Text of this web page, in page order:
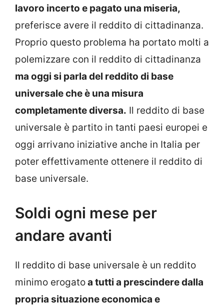
lavoro incerto e pagato una miseria,
preferisce avere il reddito di cittadinanza.
Proprio questo problema ha portato molti a
polemizzare con il reddito di cittadinanza
ma oggi si parla del reddito di base
universale che è una misura
completamente diversa. Il reddito di base
universale è partito in tanti paesi europei e
oggi arrivano iniziative anche in Italia per
poter effettivamente ottenere il reddito di
base universale.
Soldi ogni mese per
andare avanti
Il reddito di base universale è un reddito
minimo erogatoa tutti a prescindere dalla
propria situazione economica e